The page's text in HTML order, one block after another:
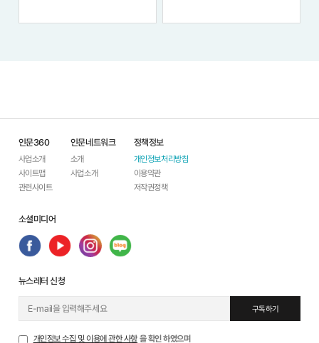
대중성과 친근감이 넘치는 ‘ 드라
(Think Big) 와 행동 (Behavior) 을
인문360
사업소개
사이트맵
관련사이트
인문네트워크
소개
사업소개
정책정보
개인정보처리방침
이용약관
저작권정책
소셜미디어
뉴스레터 신청
구독하기
개인정보 수집 및 이용에 관한 사항 을 확인 하였으며